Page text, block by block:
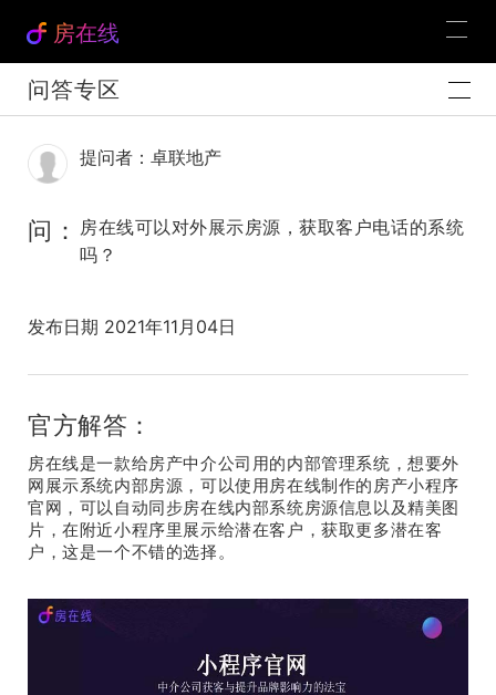
房在线
问答专区
提问者：卓联地产
问：
房在线可以对外展示房源，获取客户电话的系统
吗？
发布日期 2021年11月04日
官方解答：
房在线是一款给房产中介公司用的内部管理系统，想要外
网展示系统内部房源，可以使用房在线制作的房产小程序
官网，可以自动同步房在线内部系统房源信息以及精美图
片，在附近小程序里展示给潜在客户，获取更多潜在客
户，这是一个不错的选择。